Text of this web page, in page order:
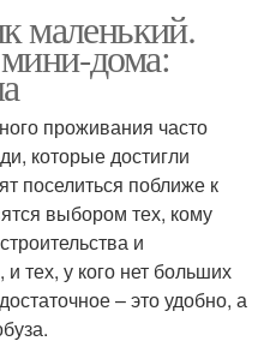
маленький.
дома:
проживания часто
которые достигли
поселиться поближе к
выбором тех, кому
и
тех, у кого нет больших
– это удобно, а